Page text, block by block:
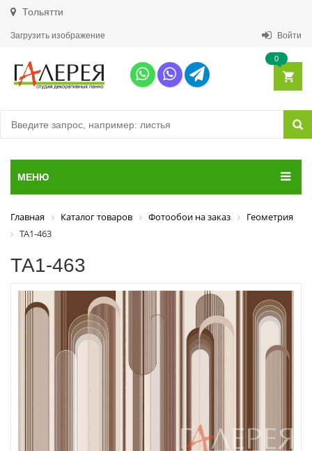
Тольятти
Загрузить изображение Войти
0
МЕНЮ
Главная Каталог товаров Фотообои на заказ
Геометрия
ТА1-463
ТА1-463